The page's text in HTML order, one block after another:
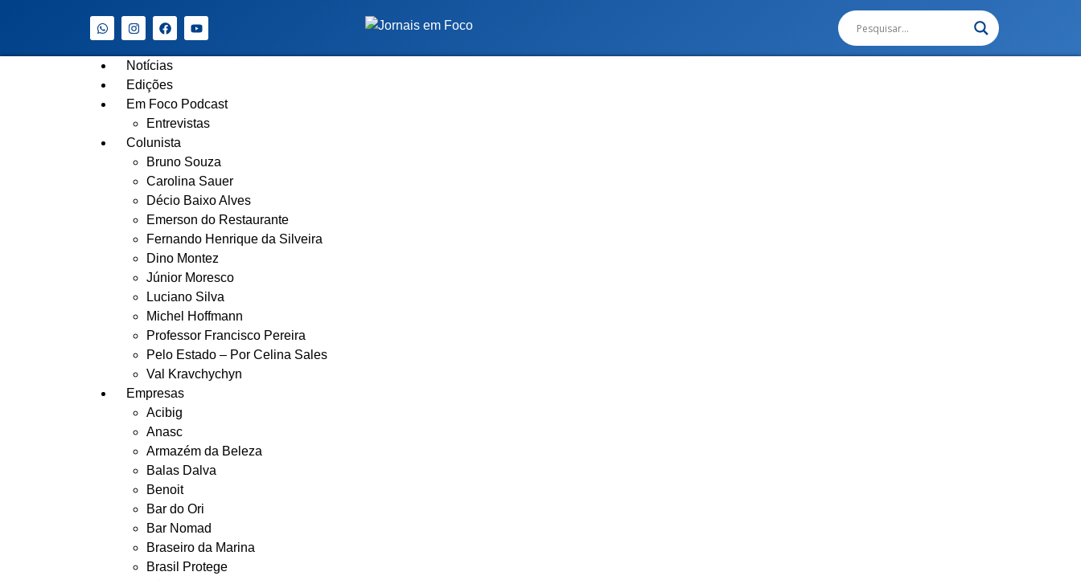
Notícias
Edições
Em Foco Podcast
Entrevistas
Colunista
Bruno Souza
Carolina Sauer
Décio Baixo Alves
Emerson do Restaurante
Fernando Henrique da Silveira
Dino Montez
Júnior Moresco
Luciano Silva
Michel Hoffmann
Professor Francisco Pereira
Pelo Estado – Por Celina Sales
Val Kravchychyn
Empresas
Acibig
Anasc
Armazém da Beleza
Balas Dalva
Benoit
Bar do Ori
Bar Nomad
Braseiro da Marina
Brasil Protege